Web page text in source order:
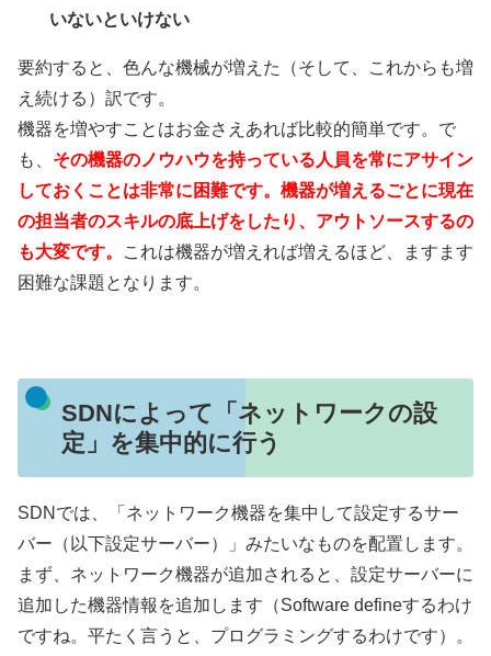
いないといけない
要約すると、色んな機械が増えた（そして、これからも増
え続ける）訳です。
機器を増やすことはお金さえあれば比較的簡単です。で
も、 その機器のノウハウを持っている人員を常にアサイン
しておくことは非常に困難です。機器が増えるごとに現在
の担当者のスキルの底上げをしたり、アウトソースするの
も大変です。
これは機器が増えれば増えるほど、ますます
困難な課題となります。
SDNによって「ネットワークの設
定」を集中的に行う
SDNでは、「ネットワーク機器を集中して設定するサー
バー（以下設定サーバー）」みたいなものを配置します。
まず、ネットワーク機器が追加されると、設定サーバーに
追加した機器情報を追加します（Software defineするわけ
ですね。平たく言うと、プログラミングするわけです）。